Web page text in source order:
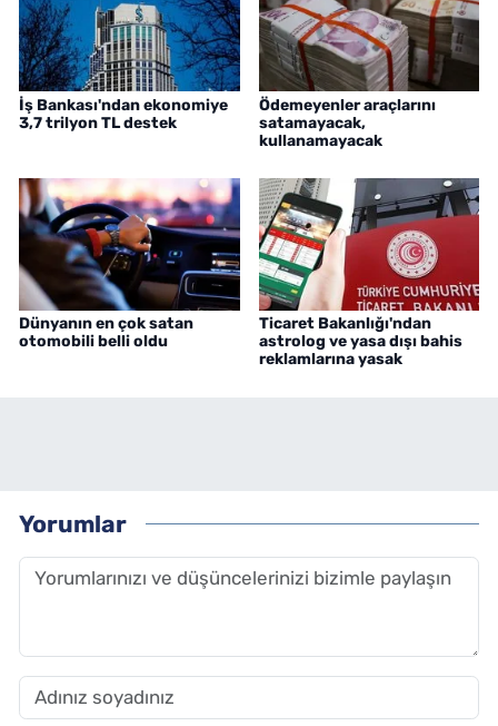
İş Bankası'ndan ekonomiye
3,7 trilyon TL destek
Ödemeyenler araçlarını
satamayacak,
kullanamayacak
Dünyanın en çok satan
otomobili belli oldu
Ticaret Bakanlığı'ndan
astrolog ve yasa dışı bahis
reklamlarına yasak
Yorumlar